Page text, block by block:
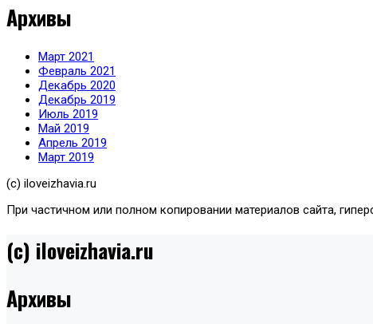
Архивы
Март 2021
Февраль 2021
Декабрь 2020
Декабрь 2019
Июль 2019
Май 2019
Апрель 2019
Март 2019
(с) iloveizhavia.ru
При частичном или полном копировании материалов сайта,
(c) iloveizhavia.ru
Архивы